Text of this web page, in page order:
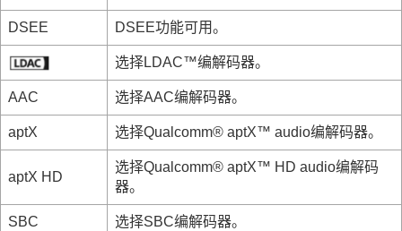
DSEE DSEE功能可用。
选择LDAC™编解码器。
AAC 选择AAC编解码器。
aptX 选择Qualcomm® aptX™ audio编解码器。
aptX HD
选择Qualcomm® aptX™ HD audio编解码
器。
SBC 选择SBC编解码器。